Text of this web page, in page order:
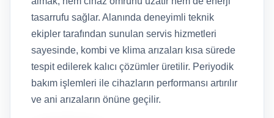
tasarrufu sağlar. Alanında deneyimli teknik
ekipler tarafından sunulan servis hizmetleri
sayesinde, kombi ve klima arızaları kısa sürede
tespit edilerek kalıcı çözümler üretilir. Periyodik
bakım işlemleri ile cihazların performansı artırılır
ve ani arızaların önüne geçilir.